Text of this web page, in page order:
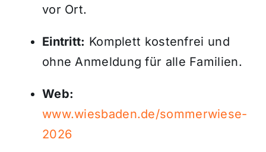
vor Ort.
Eintritt: Komplett kostenfrei und
ohne Anmeldung für alle Familien.
Web:
www.wiesbaden.de/sommerwiese-
2026